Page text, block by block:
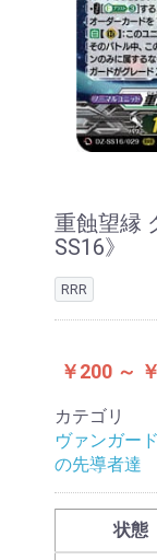
重蝕望縁
SS16》
RRR
￥200 ～
カテゴリ
ヴァンガード
の先導者達
状態